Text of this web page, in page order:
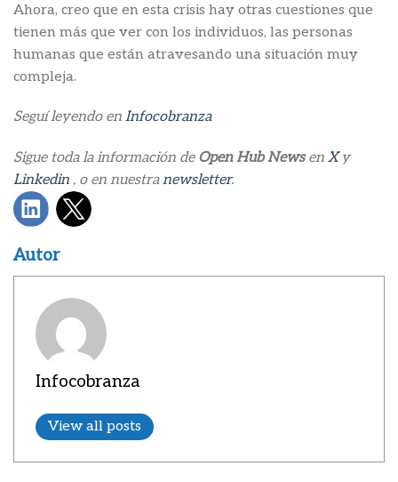
Ahora, creo que en esta crisis hay otras cuestiones que
tienen más que ver con los individuos, las personas
humanas que están atravesando una situación muy
compleja.
Seguí leyendo en Infocobranza
Sigue toda la información de Open Hub Newsen Xy
Linkedin , o en nuestranewsletter.
Autor
Infocobranza
View all posts